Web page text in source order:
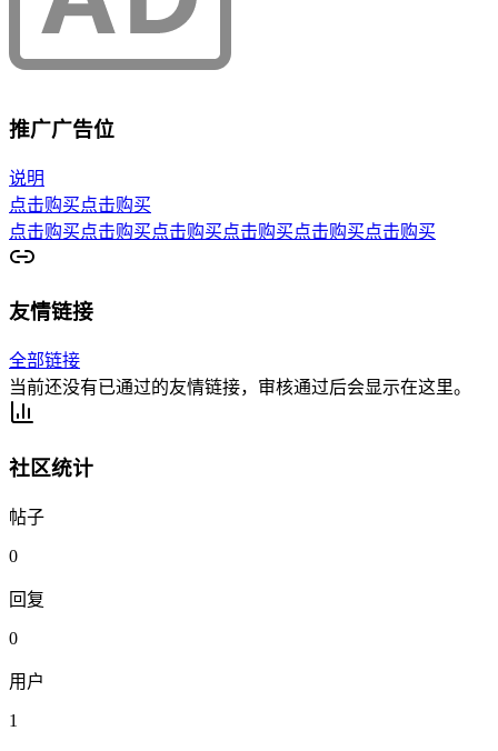
推广广告位
说明
点击购买点击购买
点击购买点击购买点击购买点击购买点击购买点击购买
友情链接
全部链接
当前还没有已通过的友情链接，审核通过后会显示在这里。
社区统计
帖子
0
回复
0
用户
1